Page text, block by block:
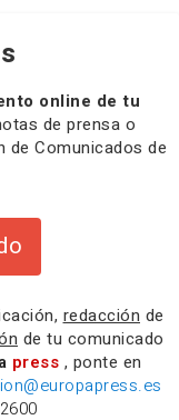
online de tu
de prensa o
de Comunicados de
redacción de
de tu comunicado
press , ponte en